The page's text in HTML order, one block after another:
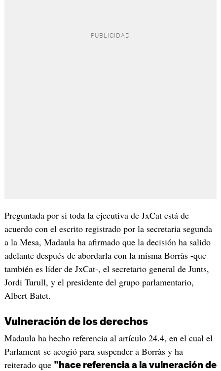
Preguntada por si toda la ejecutiva de JxCat está de
acuerdo con el escrito registrado por la secretaria segunda
a la Mesa, Madaula ha afirmado que la decisión ha salido
adelante después de abordarla con la misma Borràs -que
también es líder de JxCat-, el secretario general de Junts,
Jordi Turull, y el presidente del grupo parlamentario,
Albert Batet.
Vulneración de los derechos
Madaula ha hecho referencia al artículo 24.4, en el cual el
Parlament se acogió para suspender a Borràs y ha
reiterado que "hace referencia a la vulneración de